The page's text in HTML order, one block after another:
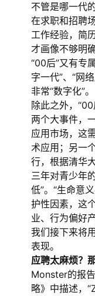
不管是哪一代
在求职和招聘
工作经验，简
才画像不够明
“00后”又有专
字一代”、“网
非常“数字化”。
除此之外，
两个大事件，
应用市场，这
术应用；另一
行，根据清华
三年对青少年
低”。“生命意
护性因素，这
业、行为偏好
我们接下来将
表现。
应聘太麻烦？
Monster的报
略》中描述，